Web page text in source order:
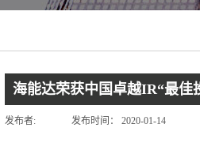
海能达荣获中国卓越IR“最佳
发布者: 发布时间： 2020-01-14